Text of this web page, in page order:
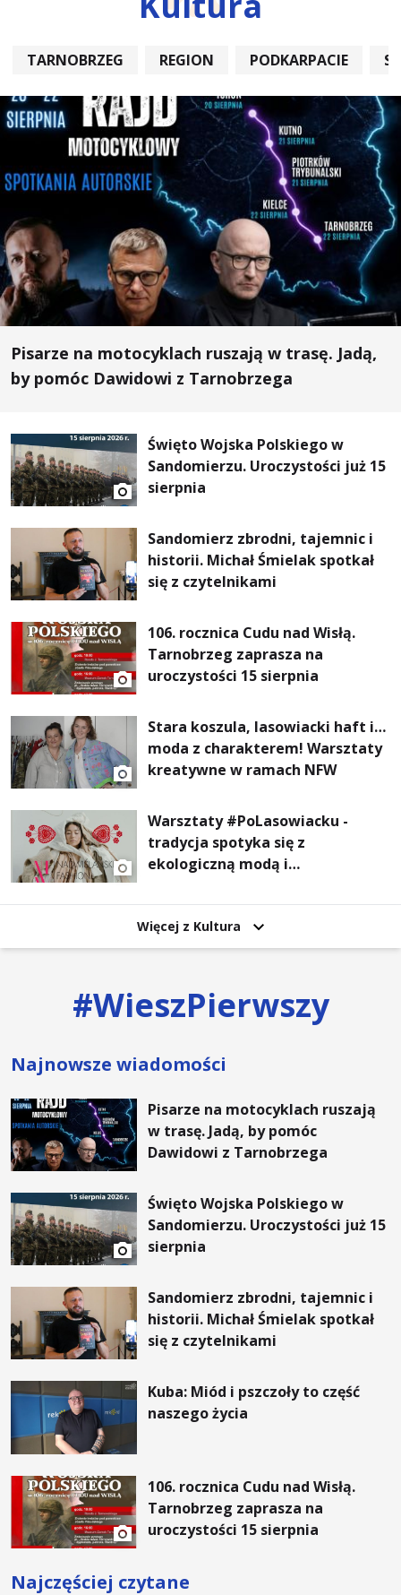
TARNOBRZEG REGION PODKARPACIE
Pisarze na motocyklach ruszają w trasę. Jadą,
by pomóc Dawidowi z Tarnobrzega
Święto Wojska Polskiego w
Sandomierzu. Uroczystości już 15
sierpnia
Sandomierz zbrodni, tajemnic i
historii. Michał Śmielak spotkał
się z czytelnikami
106. rocznica Cudu nad Wisłą.
Tarnobrzeg zaprasza na
uroczystości 15 sierpnia
Stara koszula, lasowiacki haft i…
moda z charakterem! Warsztaty
kreatywne w ramach NFW
Warsztaty #PoLasowiacku -
tradycja spotyka się z
ekologiczną modą i
Więcej z Kultura
#WieszPierwszy
Najnowsze wiadomości
Pisarze na motocyklach ruszają
w trasę. Jadą, by pomóc
Dawidowi z Tarnobrzega
Święto Wojska Polskiego w
Sandomierzu. Uroczystości już 15
sierpnia
Sandomierz zbrodni, tajemnic i
historii. Michał Śmielak spotkał
się z czytelnikami
Kuba: Miód i pszczoły to część
naszego życia
106. rocznica Cudu nad Wisłą.
Tarnobrzeg zaprasza na
uroczystości 15 sierpnia
Najczęściej czytane